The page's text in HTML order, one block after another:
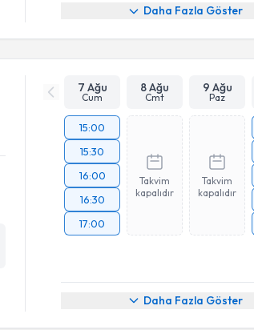
Daha Fazla Göster
7 Ağu
Cum
8 Ağu
Cmt
9 Ağu
Paz
15:00
15:30
16:00
16:30
17:00
Takvim
kapalıdır
Takvim
kapalıdır
Daha Fazla Göster